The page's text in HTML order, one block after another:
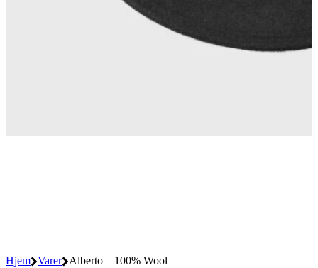
Hjem Varer Alberto – 100% Wool